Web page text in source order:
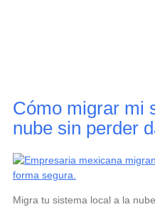
Cómo migrar mi
nube sin perder
Migra tu sistema local a la